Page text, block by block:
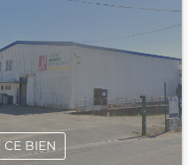
CE BIEN